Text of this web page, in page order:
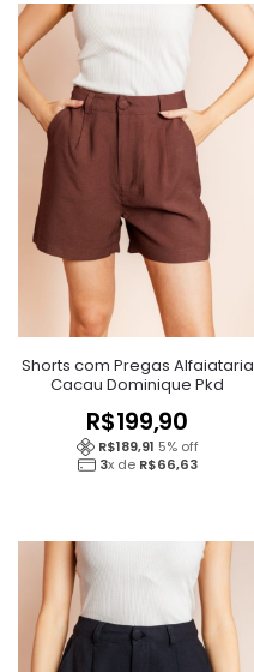
Shorts com Pregas Alfaiataria
Cacau Dominique Pkd
R$199,90
R$189,91 5% off
3x de R$66,63